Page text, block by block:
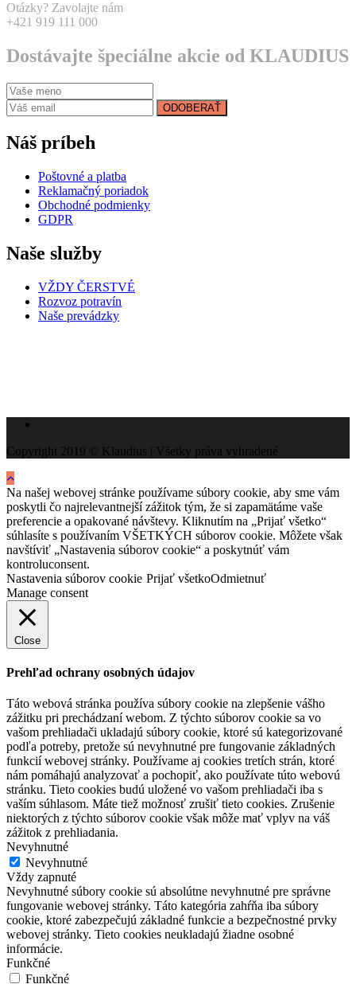
Otázky? Zavolajte nám
+421 919 111 000
Dostávajte špeciálne akcie od KLAUDIUS
ODOBERAŤ
Náš príbeh
Poštovné a platba
Reklamačný poriadok
Obchodné podmienky
GDPR
Naše služby
VŽDY ČERSTVÉ
Rozvoz potravín
Naše prevádzky
Copyright 2019 © Klaudius | Všetky práva vyhradené
Na našej webovej stránke používame súbory cookie, aby sme vám
poskytli čo najrelevantnejší zážitok tým, že si zapamätáme vaše
preferencie a opakované návštevy. Kliknutím na „Prijať všetko“
súhlasíte s používaním VŠETKÝCH súborov cookie. Môžete však
navštíviť „Nastavenia súborov cookie“ a poskytnúť vám
kontroluconsent.
Nastavenia súborov cookie Prijať všetkoOdmietnuť
Manage consent
Close
Prehľad ochrany osobných údajov
Táto webová stránka používa súbory cookie na zlepšenie vášho
zážitku pri prechádzaní webom. Z týchto súborov cookie sa vo
vašom prehliadači ukladajú súbory cookie, ktoré sú kategorizované
podľa potreby, pretože sú nevyhnutné pre fungovanie základných
funkcií webovej stránky. Používame aj cookies tretích strán, ktoré
nám pomáhajú analyzovať a pochopiť, ako používate túto webovú
stránku. Tieto cookies budú uložené vo vašom prehliadači iba s
vaším súhlasom. Máte tiež možnosť zrušiť tieto cookies. Zrušenie
niektorých z týchto súborov cookie však môže mať vplyv na váš
zážitok z prehliadania.
Nevyhnutné
Nevyhnutné
Vždy zapnuté
Nevyhnutné súbory cookie sú absolútne nevyhnutné pre správne
fungovanie webovej stránky. Táto kategória zahŕňa iba súbory
cookie, ktoré zabezpečujú základné funkcie a bezpečnostné prvky
webovej stránky. Tieto cookies neukladajú žiadne osobné
informácie.
Funkčné
Funkčné